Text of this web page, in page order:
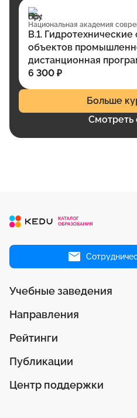
Национальная академия
В.1.
объектов
дистанционная
6 300 ₽
Больше
Учебные заведения
Направления
Рейтинги
Публикации
Центр поддержки